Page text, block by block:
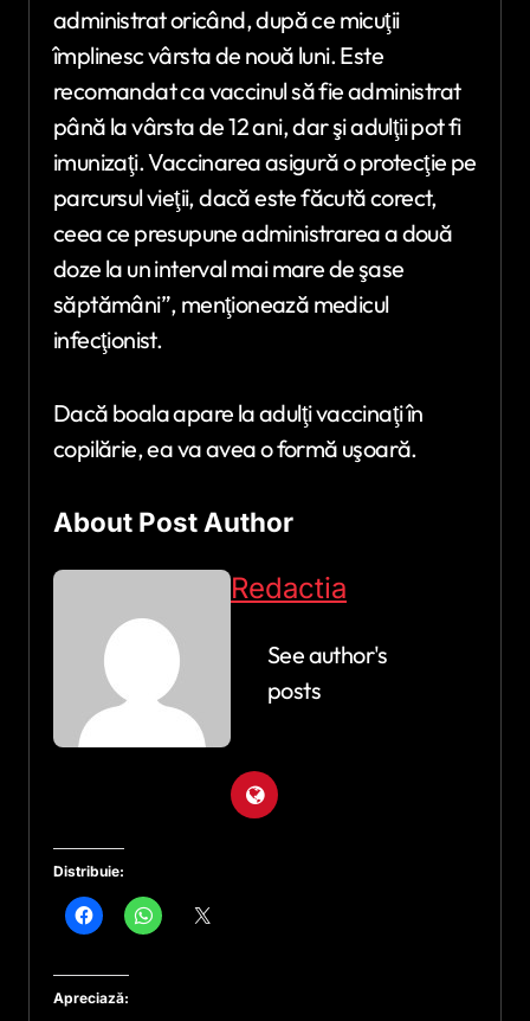
administrat oricând, după ce micuţii
împlinesc vârsta de nouă luni. Este
recomandat ca vaccinul să fie administrat
până la vârsta de 12 ani, dar şi adulţii pot fi
imunizaţi. Vaccinarea asigură o protecţie pe
parcursul vieţii, dacă este făcută corect,
ceea ce presupune administrarea a două
doze la un interval mai mare de şase
săptămâni”, menţionează medicul
infecţionist.
Dacă boala apare la adulţi vaccinaţi în
copilărie, ea va avea o formă uşoară.
About Post Author
Redactia
See author's
posts
Distribuie:
Apreciază: